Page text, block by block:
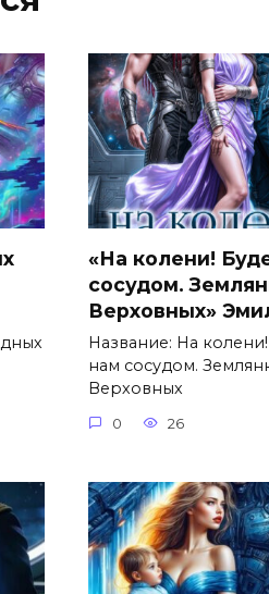
«На колени!
сосудом.
Верховных»
Название: На
нам сосудом.
Верховных
0 26